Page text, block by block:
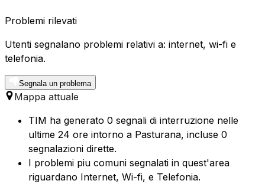
Problemi rilevati
Utenti segnalano problemi relativi a: internet, wi-fi e
telefonia.
Segnala un problema
Mappa attuale
TIM ha generato 0 segnali di interruzione nelle
ultime 24 ore intorno a Pasturana, incluse 0
segnalazioni dirette.
I problemi piu comuni segnalati in quest'area
riguardano Internet, Wi-fi, e Telefonia.